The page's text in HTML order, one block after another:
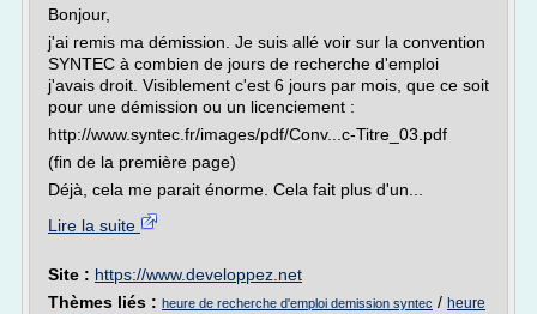
Bonjour,
j'ai remis ma démission. Je suis allé voir sur la convention
SYNTEC à combien de jours de recherche d'emploi
j'avais droit. Visiblement c'est 6 jours par mois, que ce soit
pour une démission ou un licenciement :
http://www.syntec.fr/images/pdf/Conv...c-Titre_03.pdf
(fin de la première page)
Déjà, cela me parait énorme. Cela fait plus d'un...
Lire la suite
Site : https://www.developpez.net
Thèmes liés : heure de recherche d'emploi demission syntec / heure